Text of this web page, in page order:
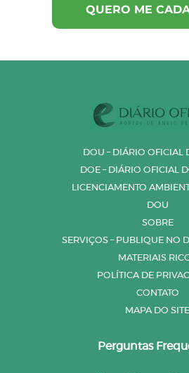
DOU – DIÁRIO OFICIAL
DOE – DIÁRIO OFICIAL
LICENCIAMENTO
DOU
SOBRE
SERVIÇOS – PUBLIQUE NO
MATERIAIS
POLÍTICA DE
CONTATO
MAPA DO SITE
Perguntas